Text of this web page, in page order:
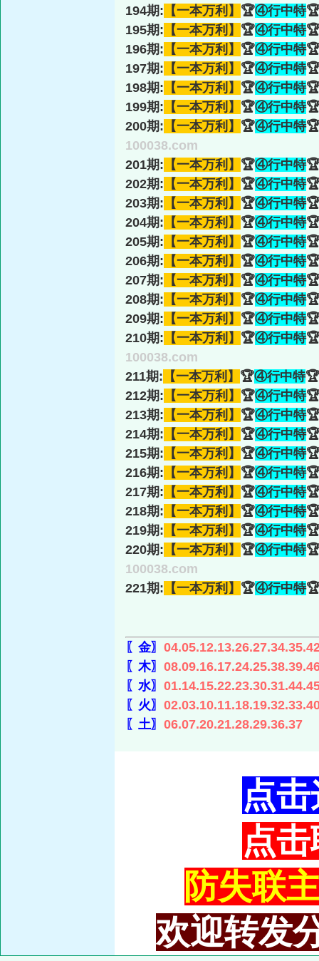
194期: 【一本万利】 🏆④行中特
195期: 【一本万利】 🏆④行中特
196期: 【一本万利】 🏆④行中特
197期: 【一本万利】 🏆④行中特
198期: 【一本万利】 🏆④行中特
199期: 【一本万利】 🏆④行中特
200期: 【一本万利】 🏆④行中特
100038.com
201期: 【一本万利】 🏆④行中特
202期: 【一本万利】 🏆④行中特
203期: 【一本万利】 🏆④行中特
204期: 【一本万利】 🏆④行中特
205期: 【一本万利】 🏆④行中特
206期: 【一本万利】 🏆④行中特
207期: 【一本万利】 🏆④行中特
208期: 【一本万利】 🏆④行中特
209期: 【一本万利】 🏆④行中特
210期: 【一本万利】 🏆④行中特
100038.com
211期: 【一本万利】 🏆④行中特
212期: 【一本万利】 🏆④行中特
213期: 【一本万利】 🏆④行中特
214期: 【一本万利】 🏆④行中特
215期: 【一本万利】 🏆④行中特
216期: 【一本万利】 🏆④行中特
217期: 【一本万利】 🏆④行中特
218期: 【一本万利】 🏆④行中特
219期: 【一本万利】 🏆④行中特
220期: 【一本万利】 🏆④行中特
100038.com
221期: 【一本万利】 🏆④行中特
〖金〗
〖木〗
〖水〗
〖火〗
〖土〗 06.07.20.21.28.29.36.37
点
点
防失联
欢迎转发